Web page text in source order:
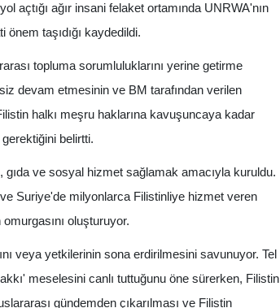
açtığı ağır insani felaket ortamında UNRWA'nın
taşıdığı kaydedildi.
topluma sorumluluklarını yerine getirme
devam etmesinin ve BM tarafından verilen
halkı meşru haklarına kavuşuncaya kadar
belirtti.
gıda ve sosyal hizmet sağlamak amacıyla kuruldu.
Suriye'de milyonlarca Filistinliye hizmet veren
oluşturuyor.
veya yetkilerinin sona erdirilmesini savunuyor. Tel
meselesini canlı tuttuğunu öne sürerken, Filistin
gündemden çıkarılması ve Filistin